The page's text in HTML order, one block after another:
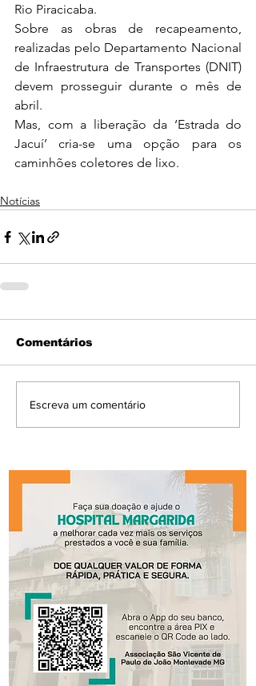
Rio Piracicaba.
Sobre as obras de recapeamento,
realizadas pelo Departamento Nacional
de Infraestrutura de Transportes (DNIT)
devem prosseguir durante o mês de
abril.
Mas, com a liberação da ‘Estrada do
Jacuí’ cria-se uma opção para os
caminhões coletores de lixo.
Notícias
Comentários
Escreva um comentário